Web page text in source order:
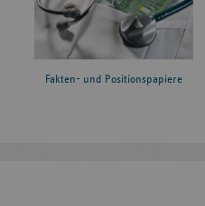
Fakten- und Positionspapiere